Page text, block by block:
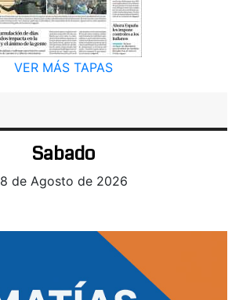
VER MÁS TAPAS
Sabado
8 de Agosto de 2026